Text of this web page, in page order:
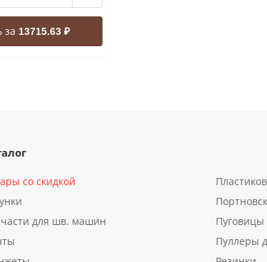
за 13715.63 ₽
со скидкой
для шв. машин
Пуговицы
Пуллеры